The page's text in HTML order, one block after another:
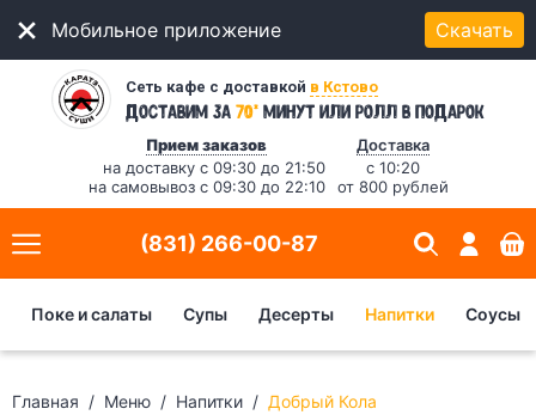
Мобильное приложение Скачать
Сеть кафе с доставкой в Кстово
Доставим за70* минутили ролл в подарок
Прием заказов
на доставку с 09:30 до 21:50
на самовывоз с 09:30 до 22:10
Доставка
с 10:20
от 800 рублей
(831) 266-00-87
Поке и салаты Супы Десерты Напитки Соусы
Главная Меню Напитки Добрый Кола